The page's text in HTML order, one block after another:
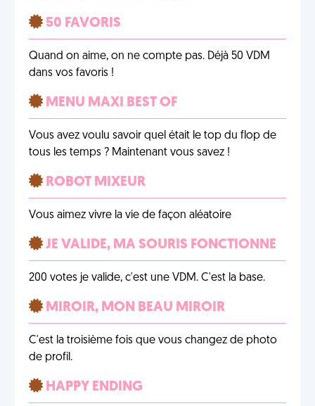
50 FAVORIS
Quand on aime, on ne compte pas. Déjà 50 VDM
dans vos favoris !
MENU MAXI BEST OF
Vous avez voulu savoir quel était le top du flop de
tous les temps ? Maintenant vous savez !
ROBOT MIXEUR
Vous aimez vivre la vie de façon aléatoire
JE VALIDE, MA SOURIS FONCTIONNE
200 votes je valide, c'est une VDM. C'est la base.
MIROIR, MON BEAU MIROIR
C'est la troisième fois que vous changez de photo
de profil.
HAPPY ENDING